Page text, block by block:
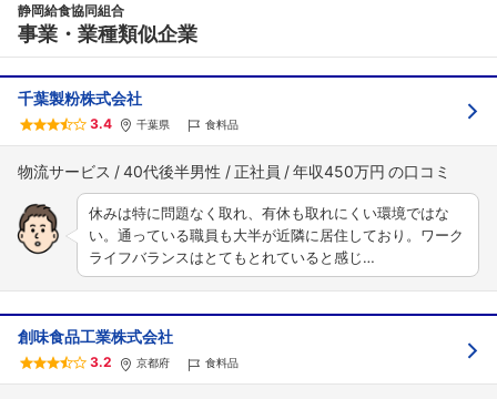
静岡給食協同組合
事業・業種類似企業
千葉製粉株式会社
3.4 千葉県 食料品
物流サービス 40代後半男性 正社員 年収450万円
休みは特に問題なく取れ、有休も取れにくい環境ではな
い。通っている職員も大半が近隣に居住しており。ワーク
ライフバランスはとてもとれていると感じ…
創味食品工業株式会社
3.2 京都府 食料品